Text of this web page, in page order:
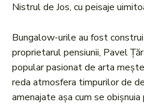
Nistrul de Jos, cu peisaje
Bungalow-urile au fost
proprietarul pensiunii, Pavel
popular pasionat de arta
reda atmosfera timpurilor de
amenajate așa cum se